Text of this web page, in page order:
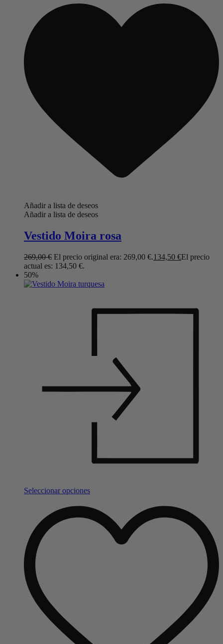
Añadir a lista de deseos
Añadir a lista de deseos
Vestido Moira rosa
269,00€ El precio original era: 269,00 €.134,50 €El precio
actual es: 134,50 €.
50%
Seleccionar opciones